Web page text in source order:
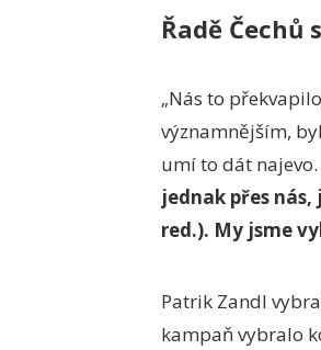
Řadě
„Nás to
významnějším,
umí to dát najevo.
jednak přes
red.). My jsme
Patrik Zandl
kampaň vybralo